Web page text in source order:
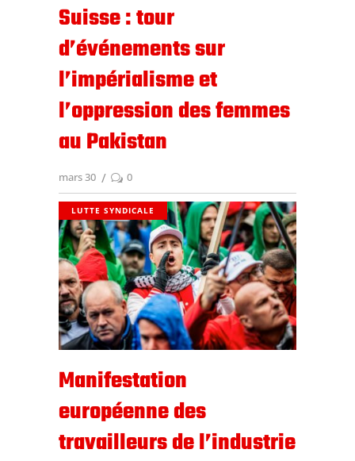
Suisse : tour
d’événements sur
l’impérialisme et
l’oppression des femmes
au Pakistan
mars 30 0
LUTTE SYNDICALE
Manifestation
européenne des
travailleurs de l’industrie